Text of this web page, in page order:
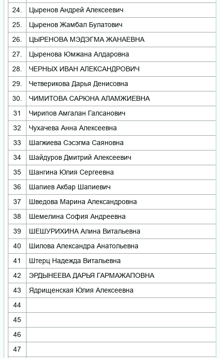
24.
Цыренов Андрей Алексеевич
25.
Цыренов Жамбал Булатович
26.
ЦЫРЕНОВА МЭДЭГМА ЖАНАЕВНА
27.
Цыренова Юмжана Алдаровна
28.
ЧЕРНЫХ ИВАН АЛЕКСАНДРОВИЧ
29.
Четверикова Дарья Денисовна
30.
ЧИМИТОВА САРЮНА АЛАМЖИЕВНА
31
Чирипов Амгалан Галсанович
32
Чухачева Анна Алексеевна
33
Шагжиева Сэсэгма Саяновна
34
Шайдуров Дмитрий Алексеевич
35
Шангина Юлия Сергеевна
36
Шапиев Акбар Шапиевич
37
Шведова Марина Александровна
38
Шемелина София Андреевна
39
ШЕШУРИХИНА Алина Витальевна
40
Шилова Александра Анатольевна
41
Штерц Надежда Витальевна
42
ЭРДЫНЕЕВА ДАРЬЯ ГАРМАЖАПОВНА
43
Ядрищенская Юлия Алексеевна
44
45
46
47